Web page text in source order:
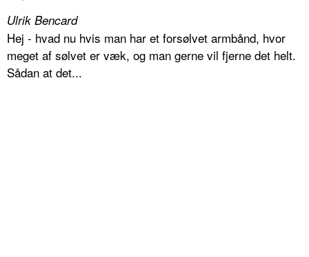
Ulrik Bencard
Hej - hvad nu hvis man har et forsølvet armbånd, hvor
meget af sølvet er væk, og man gerne vil fjerne det helt.
Sådan at det...